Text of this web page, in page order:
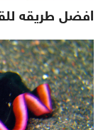
افضل طريقه